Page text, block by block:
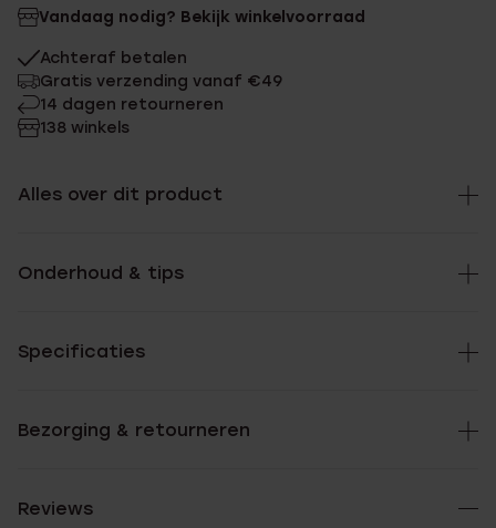
Vandaag nodig? Bekijk winkelvoorraad
Achteraf betalen
Gratis verzending vanaf €49
14 dagen retourneren
138 winkels
Alles over dit product
Onderhoud & tips
Specificaties
Bezorging & retourneren
Reviews